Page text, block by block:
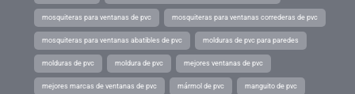
mosquiteras para ventanas de pvc mosquiteras para ventanas correderas de pvc
mosquiteras para ventanas abatibles de pvc molduras de pvc para paredes
molduras de pvc moldura de pvc mejores ventanas de pvc
mejores marcas de ventanas de pvc mármol de pvc manguito de pvc